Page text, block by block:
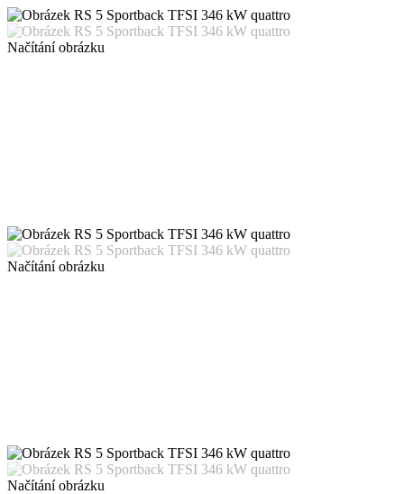
Načítání obrázku
Načítání obrázku
Načítání obrázku